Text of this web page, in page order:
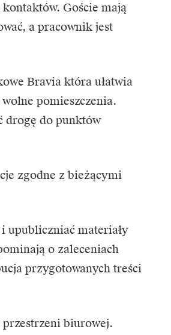
Goście mają
a pracownik jest
Bravia która ułatwia
pomieszczenia.
drogę do punktów
zgodne z bieżącymi
upubliczniać materiały
o zaleceniach
przygotowanych treści
biurowej.